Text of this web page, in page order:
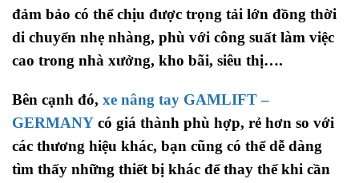
đảm bảo có thể chịu được trọng tải lớn đồng thời
di chuyển nhẹ nhàng, phù với công suất làm việc
cao trong nhà xưởng, kho bãi, siêu thị….
Bên cạnh đó, xe nâng tay GAMLIFT –
GERMANY có giá thành phù hợp, rẻ hơn so với
các thương hiệu khác, bạn cũng có thể dễ dàng
tìm thấy những thiết bị khác để thay thế khi cần